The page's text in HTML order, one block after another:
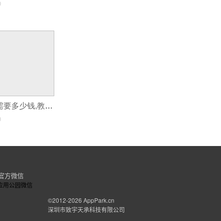
开发教育类app需要多少钱,教育类app开发优势
方微信
©2012-2026 AppPark.cn
深圳市致宇天承科技有限公司